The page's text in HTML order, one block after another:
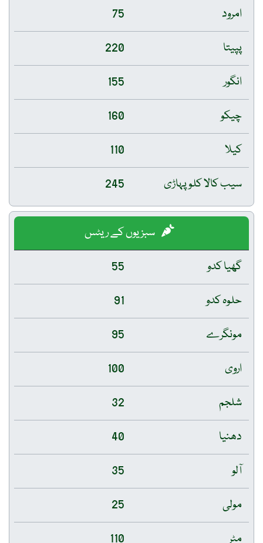
امرود
75
پپیتا
220
انگور
155
چیکو
160
کیلا
110
سیب کالا کلو پہاڑی
245
سبزیوں کے ریٹس
گھیا کدو
55
حلوہ کدو
91
مونگرے
95
اروی
100
شلجم
32
دھنیا
40
آلو
35
مولی
25
مٹر
110